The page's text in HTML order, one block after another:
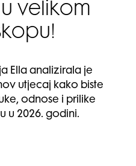
velikom
Ella analizirala je
utjecaj kako biste
odnose i prilike
u 2026. godini.